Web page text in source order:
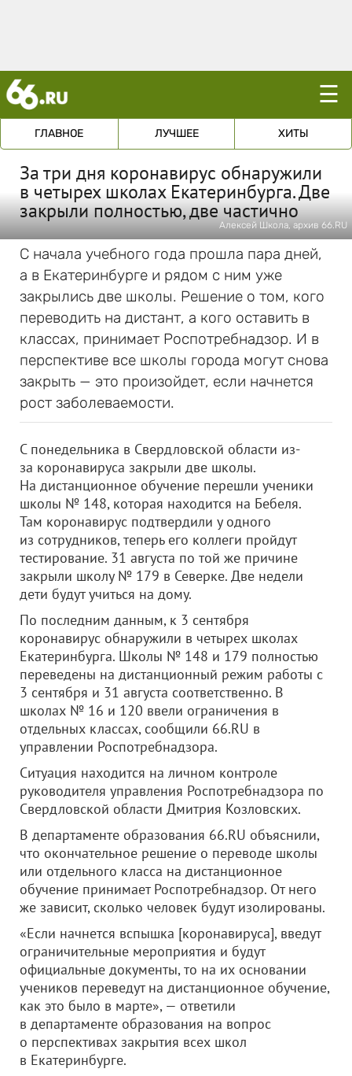
☰
ГЛАВНОЕ ЛУЧШЕЕ ХИТЫ
За три дня коронавирус обнаружили
в четырех школах Екатеринбурга. Две
закрыли полностью, две частично
Алексей Школа, архив 66.RU
С начала учебного года прошла пара дней,
а в Екатеринбурге и рядом с ним уже
закрылись две школы. Решение о том, кого
переводить на дистант, а кого оставить в
классах, принимает Роспотребнадзор. И в
перспективе все школы города могут снова
закрыть — это произойдет, если начнется
рост заболеваемости.
С понедельника в Свердловской области из-
за коронавируса закрыли две школы.
На дистанционное обучение перешли ученики
школы № 148, которая находится на Бебеля.
Там коронавирус подтвердили у одного
из сотрудников, теперь его коллеги пройдут
тестирование. 31 августа по той же причине
закрыли школу № 179 в Северке. Две недели
дети будут учиться на дому.
По последним данным, к 3 сентября
коронавирус обнаружили в четырех школах
Екатеринбурга. Школы № 148 и 179 полностью
переведены на дистанционный режим работы с
3 сентября и 31 августа соответственно. В
школах № 16 и 120 ввели ограничения в
отдельных классах, сообщили 66.RU в
управлении Роспотребнадзора.
Ситуация находится на личном контроле
руководителя управления Роспотребнадзора по
Свердловской области Дмитрия Козловских.
В департаменте образования 66.RU объяснили,
что окончательное решение о переводе школы
или отдельного класса на дистанционное
обучение принимает Роспотребнадзор. От него
же зависит, сколько человек будут изолированы.
«Если начнется вспышка [коронавируса], введут
ограничительные мероприятия и будут
официальные документы, то на их основании
учеников переведут на дистанционное обучение,
как это было в марте», — ответили
в департаменте образования на вопрос
о перспективах закрытия всех школ
в Екатеринбурге.